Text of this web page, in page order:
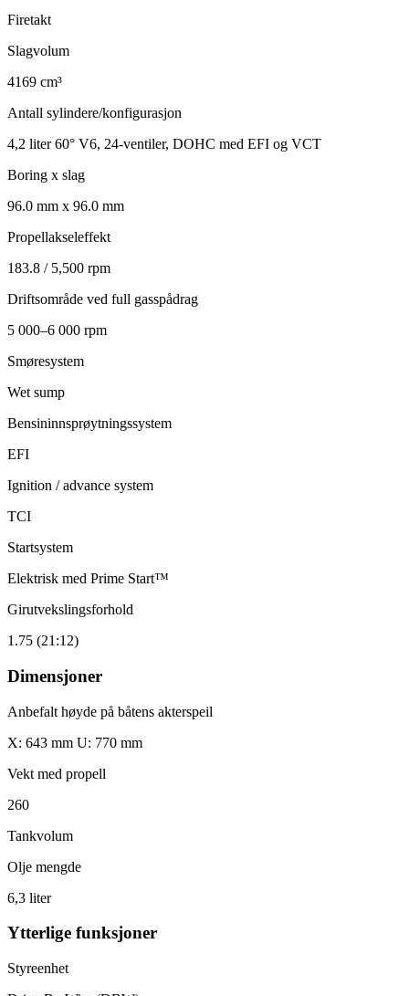
Firetakt
Slagvolum
4169 cm³
Antall sylindere/konfigurasjon
4,2 liter 60° V6, 24-ventiler, DOHC med EFI og VCT
Boring x slag
96.0 mm x 96.0 mm
Propellakseleffekt
183.8 / 5,500 rpm
Driftsområde ved full gasspådrag
5 000–6 000 rpm
Smøresystem
Wet sump
Bensininnsprøytningssystem
EFI
Ignition / advance system
TCI
Startsystem
Elektrisk med Prime Start™
Girutvekslingsforhold
1.75 (21:12)
Dimensjoner
Anbefalt høyde på båtens akterspeil
X: 643 mm U: 770 mm
Vekt med propell
260
Tankvolum
Olje mengde
6,3 liter
Ytterlige funksjoner
Styreenhet